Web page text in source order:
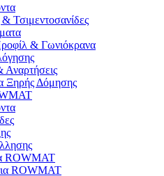
Τσιμεντοσανίδες
& Γωνιόκρανα
Αναρτήσεις
Ξηρής Δόμησης
ROWMAT
ROWMAT